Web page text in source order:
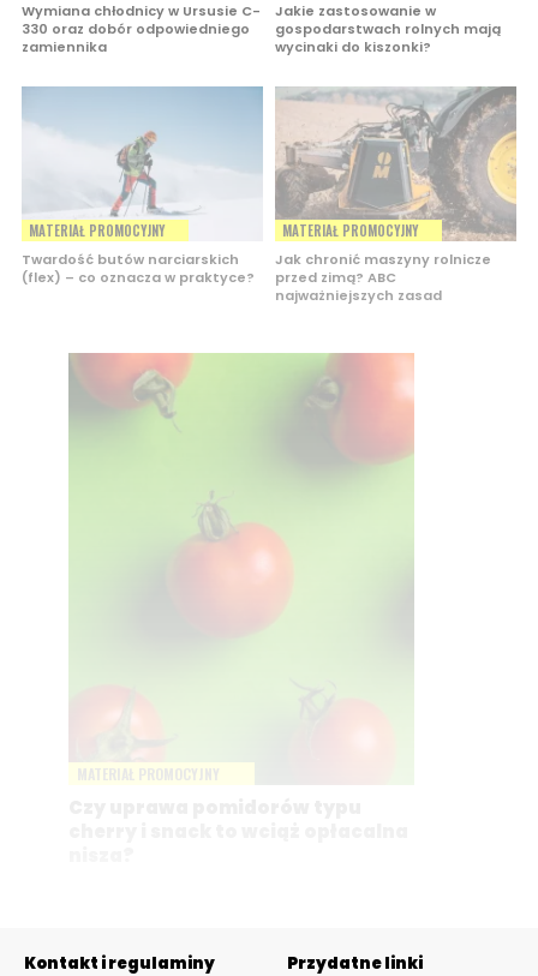
Wymiana chłodnicy w Ursusie C-
330 oraz dobór odpowiedniego
zamiennika
Jakie zastosowanie w
gospodarstwach rolnych mają
wycinaki do kiszonki?
MATERIAŁ PROMOCYJNY
Twardość butów narciarskich
(flex) – co oznacza w praktyce?
MATERIAŁ PROMOCYJNY
Jak chronić maszyny rolnicze
przed zimą? ABC
najważniejszych zasad
Kontakt i regulaminy
Przydatne linki